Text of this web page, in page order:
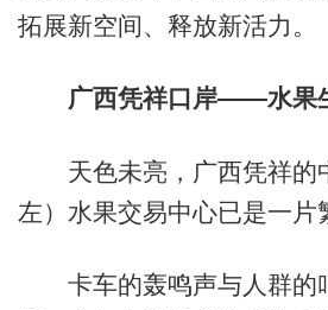
拓展新空间、释放新活力。
广西凭祥口岸——水果
天色未亮，广西凭祥的
左）水果交易中心已是一片
卡车的轰鸣声与人群的